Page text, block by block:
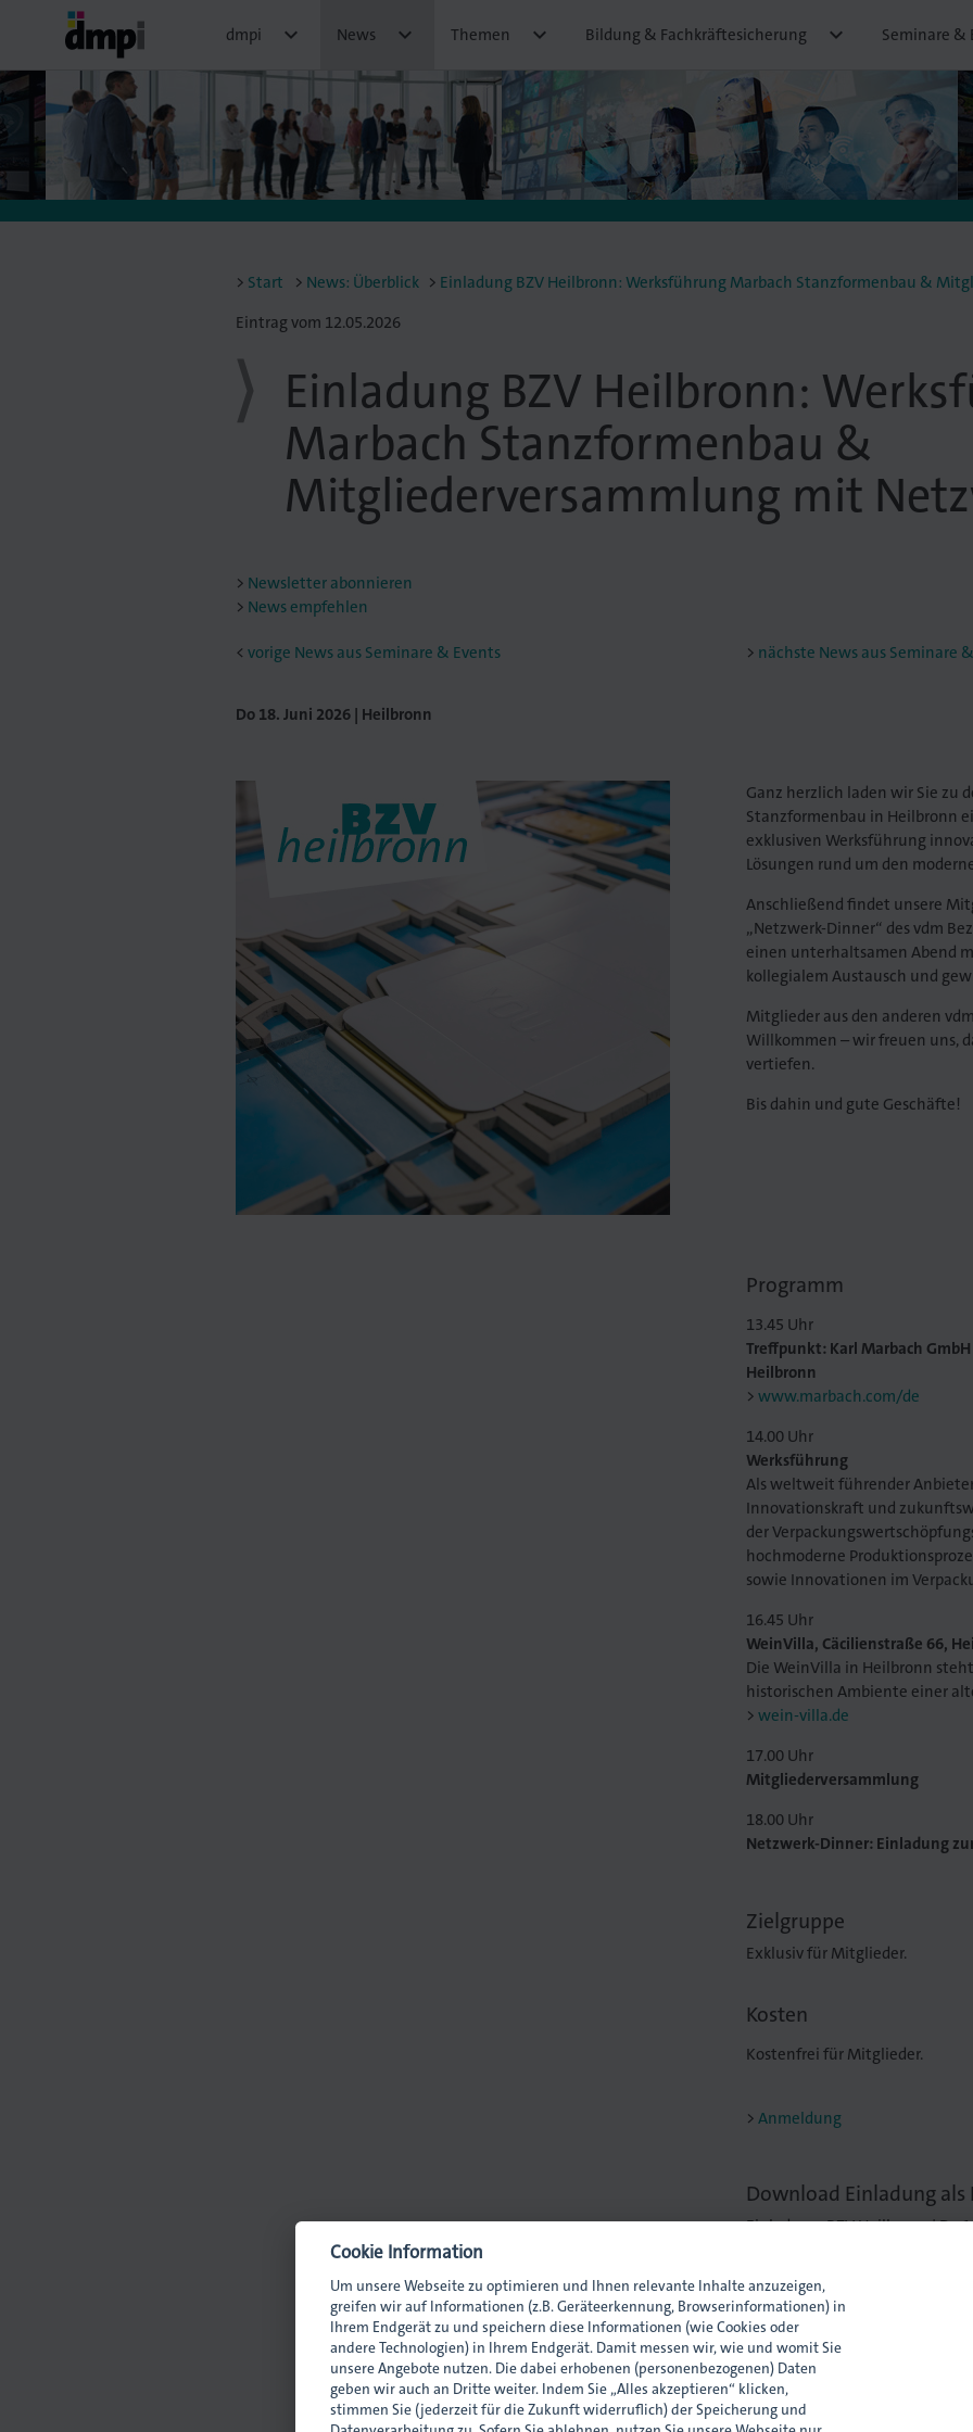
dmpi  News  Themen  Bildung & Fachkräftesicherung  Seminare &
Start News: Überblick
Einladung BZV Heilbronn: Werksführung Marbach Stanzformenbau &
Eintrag vom 12.05.2026
Einladung BZV Heilbronn:
Marbach Stanzformenbau &
Mitgliederversammlung mit
Newsletter abonnieren
News empfehlen
< vorige News aus Seminare & Events nächste News aus Seminare
Do 18. Juni 2026 | Heilbronn
Ganz herzlich laden wir Sie zu
Stanzformenbau in Heilbronn
exklusiven Werksführung
Lösungen rund um den
Anschließend findet unsere
„Netzwerk-Dinner“ des vdm
einen unterhaltsamen Abend
kollegialem Austausch und
Mitglieder aus den anderen
Willkommen – wir freuen uns,
vertiefen.
Bis dahin und gute Geschäfte!
Programm
13.45 Uhr
Treffpunkt: Karl Marbach
Heilbronn
www.marbach.com/de
14.00 Uhr
Werksführung
Als weltweit führender
Innovationskraft und
der
hochmoderne
sowie Innovationen im
16.45 Uhr
WeinVilla, Cäcilienstraße 66,
Die WeinVilla in Heilbronn
historischen Ambiente einer
wein-villa.de
17.00 Uhr
Mitgliederversammlung
18.00 Uhr
Netzwerk-Dinner: Einladung
Zielgruppe
Exklusiv für Mitglieder.
Kosten
Kostenfrei für Mitglieder.
Anmeldung
Download Einladung als
Einladung: BZV Heilbronn | Do
Ansprechpartnerin
Cookie Information
Um unsere Webseite zu optimieren und Ihnen relevante Inhalte anzuzeigen,
greifen wir auf Informationen (z.B. Geräteerkennung, Browserinformationen) in
Ihrem Endgerät zu und speichern diese Informationen (wie Cookies oder
andere Technologien) in Ihrem Endgerät. Damit messen wir, wie und womit Sie
unsere Angebote nutzen. Die dabei erhobenen (personenbezogenen) Daten
geben wir auch an Dritte weiter. Indem Sie „Alles akzeptieren“ klicken,
stimmen Sie (jederzeit für die Zukunft widerruflich) der Speicherung und